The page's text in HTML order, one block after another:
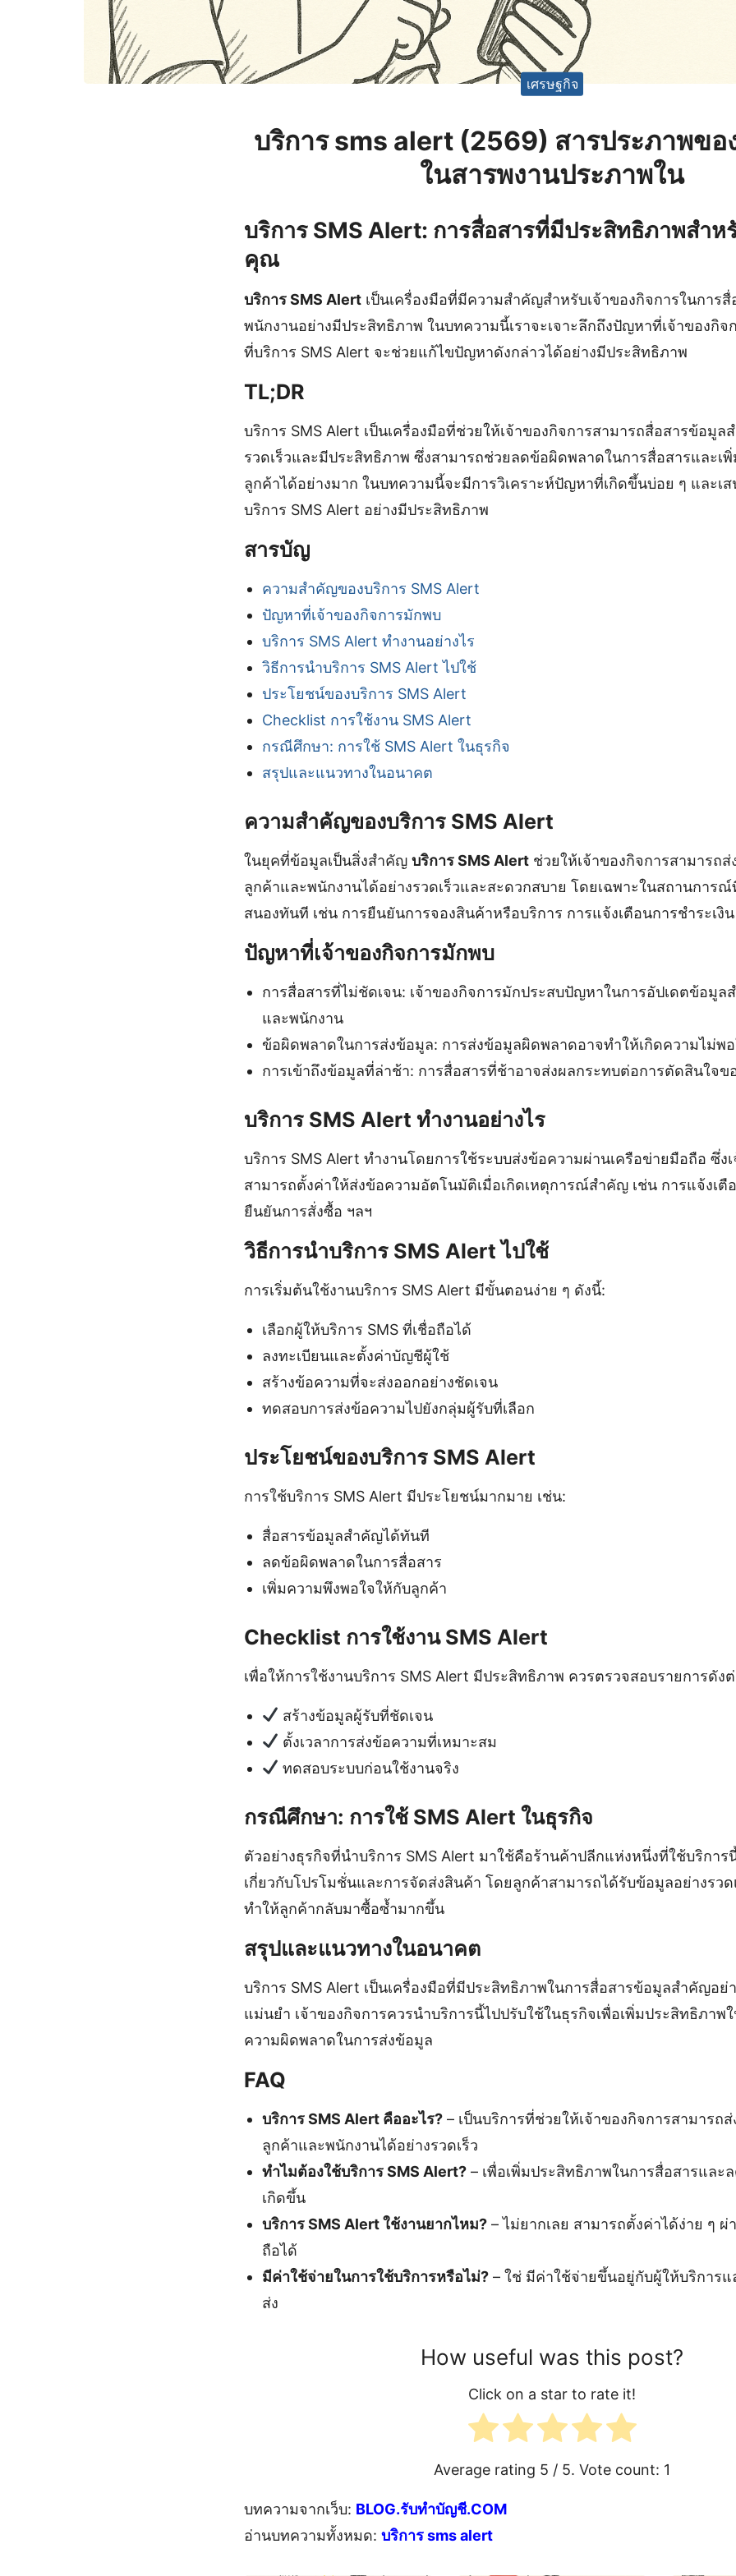
เศรษฐกิจ
บริการ sms alert (2569) สารประภาพขอ
ในสารพงานประภาพใน
บริการ SMS Alert: การสื่อสารที่มีประสิทธิภาพสำห
คุณ
บริการ SMS Alert เป็นเครื่องมือที่มีความสำคัญสำหรับเจ้าของกิจการในการ
พนักงานอย่างมีประสิทธิภาพ ในบทความนี้เราจะเจาะลึกถึงปัญหาที่เจ้าของกิจ
ที่บริการ SMS Alert จะช่วยแก้ไขปัญหาดังกล่าวได้อย่างมีประสิทธิภาพ
TL;DR
บริการ SMS Alert เป็นเครื่องมือที่ช่วยให้เจ้าของกิจการสามารถสื่อสารข้อมูล
รวดเร็วและมีประสิทธิภาพ ซึ่งสามารถช่วยลดข้อผิดพลาดในการสื่อสารและเ
ลูกค้าได้อย่างมาก ในบทความนี้จะมีการวิเคราะห์ปัญหาที่เกิดขึ้นบ่อย ๆ และเ
บริการ SMS Alert อย่างมีประสิทธิภาพ
สารบัญ
ความสำคัญของบริการ SMS Alert
ปัญหาที่เจ้าของกิจการมักพบ
บริการ SMS Alert ทำงานอย่างไร
วิธีการนำบริการ SMS Alert ไปใช้
ประโยชน์ของบริการ SMS Alert
Checklist การใช้งาน SMS Alert
กรณีศึกษา: การใช้ SMS Alert ในธุรกิจ
สรุปและแนวทางในอนาคต
ความสำคัญของบริการ SMS Alert
ในยุคที่ข้อมูลเป็นสิ่งสำคัญ บริการ SMS Alert ช่วยให้เจ้าของกิจการสามารถ
ลูกค้าและพนักงานได้อย่างรวดเร็วและสะดวกสบาย โดยเฉพาะในสถานการ
สนองทันที เช่น การยืนยันการจองสินค้าหรือบริการ การแจ้งเตือนการชำระเงิน
ปัญหาที่เจ้าของกิจการมักพบ
การสื่อสารที่ไม่ชัดเจน: เจ้าของกิจการมักประสบปัญหาในการอัปเดตข้อมู
และพนักงาน
ข้อผิดพลาดในการส่งข้อมูล: การส่งข้อมูลผิดพลาดอาจทำให้เกิดความไม่พ
การเข้าถึงข้อมูลที่ล่าช้า: การสื่อสารที่ช้าอาจส่งผลกระทบต่อการตัดสินใจข
บริการ SMS Alert ทำงานอย่างไร
บริการ SMS Alert ทำงานโดยการใช้ระบบส่งข้อความผ่านเครือข่ายมือถือ ซึ่ง
สามารถตั้งค่าให้ส่งข้อความอัตโนมัติเมื่อเกิดเหตุการณ์สำคัญ เช่น การแจ้งเตื
ยืนยันการสั่งซื้อ ฯลฯ
วิธีการนำบริการ SMS Alert ไปใช้
การเริ่มต้นใช้งานบริการ SMS Alert มีขั้นตอนง่าย ๆ ดังนี้:
เลือกผู้ให้บริการ SMS ที่เชื่อถือได้
ลงทะเบียนและตั้งค่าบัญชีผู้ใช้
สร้างข้อความที่จะส่งออกอย่างชัดเจน
ทดสอบการส่งข้อความไปยังกลุ่มผู้รับที่เลือก
ประโยชน์ของบริการ SMS Alert
การใช้บริการ SMS Alert มีประโยชน์มากมาย เช่น:
สื่อสารข้อมูลสำคัญได้ทันที
ลดข้อผิดพลาดในการสื่อสาร
เพิ่มความพึงพอใจให้กับลูกค้า
Checklist การใช้งาน SMS Alert
เพื่อให้การใช้งานบริการ SMS Alert มีประสิทธิภาพ ควรตรวจสอบรายการดัง
สร้างข้อมูลผู้รับที่ชัดเจน
ตั้งเวลาการส่งข้อความที่เหมาะสม
ทดสอบระบบก่อนใช้งานจริง
กรณีศึกษา: การใช้ SMS Alert ในธุรกิจ
ตัวอย่างธุรกิจที่นำบริการ SMS Alert มาใช้คือร้านค้าปลีกแห่งหนึ่งที่ใช้บริการ
เกี่ยวกับโปรโมชั่นและการจัดส่งสินค้า โดยลูกค้าสามารถได้รับข้อมูลอย่างรวด
ทำให้ลูกค้ากลับมาซื้อซ้ำมากขึ้น
สรุปและแนวทางในอนาคต
บริการ SMS Alert เป็นเครื่องมือที่มีประสิทธิภาพในการสื่อสารข้อมูลสำคัญอย่า
แม่นยำ เจ้าของกิจการควรนำบริการนี้ไปปรับใช้ในธุรกิจเพื่อเพิ่มประสิทธิภาพ
ความผิดพลาดในการส่งข้อมูล
FAQ
บริการ SMS Alert คืออะไร?– เป็นบริการที่ช่วยให้เจ้าของกิจการสามารถ
ลูกค้าและพนักงานได้อย่างรวดเร็ว
ทำไมต้องใช้บริการ SMS Alert?– เพื่อเพิ่มประสิทธิภาพในการสื่อสารและ
เกิดขึ้น
บริการ SMS Alert ใช้งานยากไหม?– ไม่ยากเลย สามารถตั้งค่าได้ง่าย ๆ ผ่
ถือได้
มีค่าใช้จ่ายในการใช้บริการหรือไม่?– ใช่ มีค่าใช้จ่ายขึ้นอยู่กับผู้ให้บริการ
ส่ง
How useful was this post?
Click on a star to rate it!
Average rating 5 / 5. Vote count: 1
บทความจากเว็บ: BLOG.รับทำบัญชี.COM
อ่านบทความทั้งหมด: บริการ sms alert